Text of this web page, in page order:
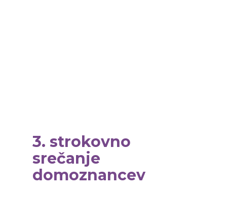
3. strokovno
srečanje
domoznancev